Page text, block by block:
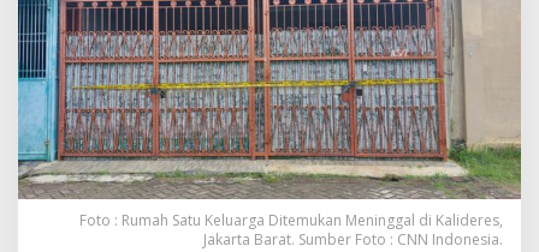
Foto : Rumah Satu Keluarga Ditemukan Meninggal di Kalideres,
Jakarta Barat. Sumber Foto : CNN Indonesia.